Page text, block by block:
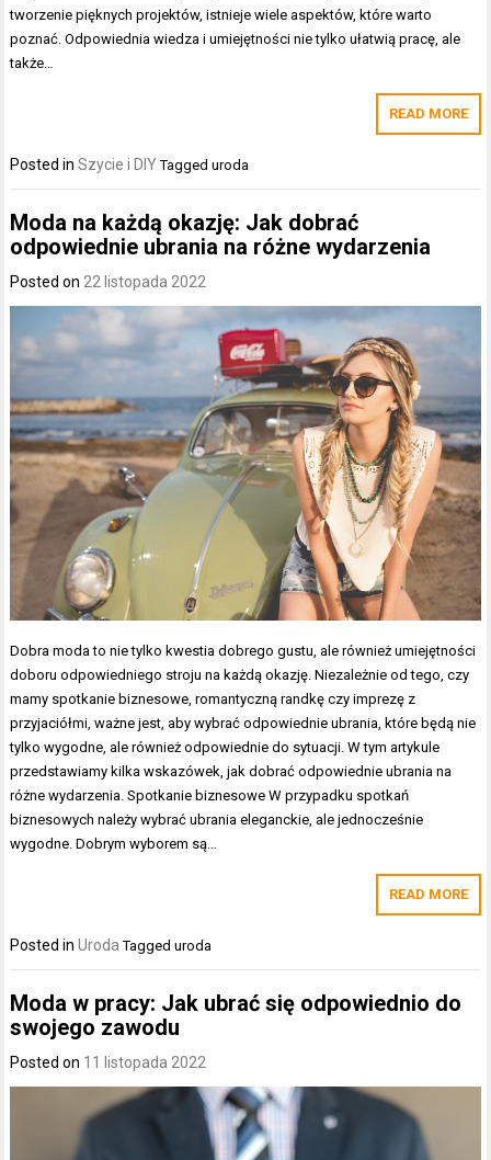
tworzenie pięknych projektów, istnieje wiele aspektów, które warto
poznać. Odpowiednia wiedza i umiejętności nie tylko ułatwią pracę, ale
także…
READ MORE
Posted inSzycie i DIY Taggeduroda
Moda na każdą okazję: Jak dobrać
odpowiednie ubrania na różne wydarzenia
Posted on22 listopada 2022
Dobra moda to nie tylko kwestia dobrego gustu, ale również umiejętności
doboru odpowiedniego stroju na każdą okazję. Niezależnie od tego, czy
mamy spotkanie biznesowe, romantyczną randkę czy imprezę z
przyjaciółmi, ważne jest, aby wybrać odpowiednie ubrania, które będą nie
tylko wygodne, ale również odpowiednie do sytuacji. W tym artykule
przedstawiamy kilka wskazówek, jak dobrać odpowiednie ubrania na
różne wydarzenia. Spotkanie biznesowe W przypadku spotkań
biznesowych należy wybrać ubrania eleganckie, ale jednocześnie
wygodne. Dobrym wyborem są…
READ MORE
Posted inUroda Taggeduroda
Moda w pracy: Jak ubrać się odpowiednio do
swojego zawodu
Posted on 11 listopada 2022